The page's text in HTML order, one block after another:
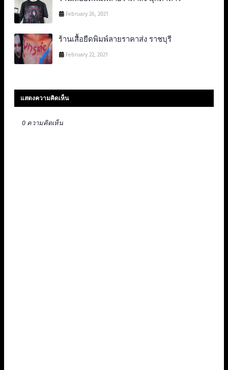
February 26, 2021
ร้านเสื้อยืดพิมพ์ลายราคาส่ง ราชบุรี
February 22, 2021
แสดงความคิดเห็น
0 ความคิดเห็น